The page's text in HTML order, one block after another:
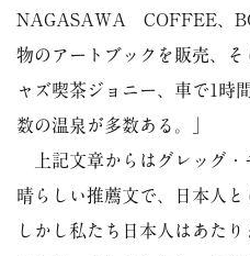
NAGASAWA COFFEE、
物のアートブックを販売、
ャズ喫茶ジョニー、車で1時
数の温泉が多数ある。」
上記文章からはグレッグ・
晴らしい推薦文で、日本人と
しかし私たち日本人はあた